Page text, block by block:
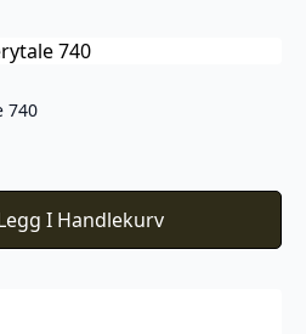
740
I Handlekurv